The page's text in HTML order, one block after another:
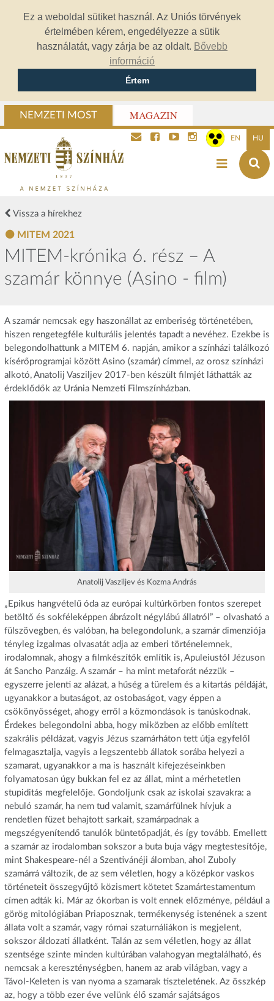
Ez a weboldal sütiket használ. Az Uniós törvények
értelmében kérem, engedélyezze a sütik
használatát, vagy zárja be az oldalt. Bővebb
információ
Értem
NEMZETI MOST MAGAZIN
EN HU
Vissza a hírekhez
MITEM 2021
MITEM-krónika 6. rész – A
szamár könnye (Asino - film)
A szamár nemcsak egy haszonállat az emberiség történetében,
hiszen rengetegféle kulturális jelentés tapadt a nevéhez. Ezekbe is
belegondolhattunk a MITEM 6. napján, amikor a színházi találkozó
kísérőprogramjai között Asino (szamár) címmel, az orosz színházi
alkotó, Anatolij Vasziljev 2017-ben készült filmjét láthatták az
érdeklődők az Uránia Nemzeti Filmszínházban.
Anatolij Vasziljev és Kozma András
„Epikus hangvételű óda az európai kultúrkörben fontos szerepet
betöltő és sokféleképpen ábrázolt négylábú állatról” – olvasható a
fülszövegben, és valóban, ha belegondolunk, a szamár dimenziója
tényleg izgalmas olvasatát adja az emberi történelemnek,
irodalomnak, ahogy a filmkészítők említik is, Apuleiustól Jézuson
át Sancho Panzáig. A szamár – ha mint metaforát nézzük –
egyszerre jelenti az alázat, a hűség a türelem és a kitartás példáját,
ugyanakkor a butaságot, az ostobaságot, vagy éppen a
csökönyösséget, ahogy erről a közmondások is tanúskodnak.
Érdekes belegondolni abba, hogy miközben az előbb említett
szakrális példázat, vagyis Jézus szamárháton tett útja egyfelől
felmagasztalja, vagyis a legszentebb állatok sorába helyezi a
szamarat, ugyanakkor a ma is használt kifejezéseinkben
folyamatosan úgy bukkan fel ez az állat, mint a mérhetetlen
stupiditás megfelelője. Gondoljunk csak az iskolai szavakra: a
nebuló szamár, ha nem tud valamit, szamárfülnek hívjuk a
rendetlen füzet behajtott sarkait, szamárpadnak a
megszégyenítendő tanulók büntetőpadját, és így tovább. Emellett
a szamár az irodalomban sokszor a buta buja vágy megtestesítője,
mint Shakespeare-nél a Szentivánéji álomban, ahol Zuboly
szamárrá változik, de az sem véletlen, hogy a középkor vaskos
történeteit összegyűjtő közismert kötetet Szamártestamentum
címen adták ki. Már az ókorban is volt ennek előzménye, például a
görög mitológiában Priaposznak, termékenység istenének a szent
állata volt a szamár, vagy római szaturnáliákon is megjelent,
sokszor áldozati állatként. Talán az sem véletlen, hogy az állat
szentsége szinte minden kultúrában valahogyan megtalálható, és
nemcsak a kereszténységben, hanem az arab világban, vagy a
Távol-Keleten is van nyoma a szamarak tiszteletének. Az összkép
az, hogy a több ezer éve velünk élő szamár sajátságos